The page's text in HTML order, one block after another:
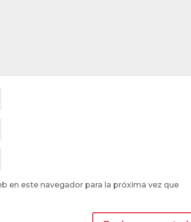
en este navegador para la próxima vez que